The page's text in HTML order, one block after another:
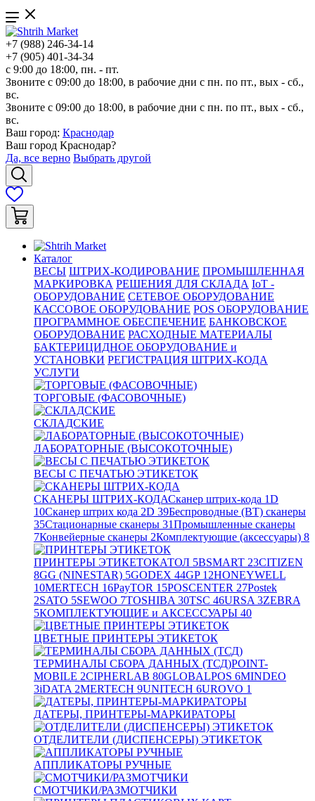
+7 (988) 246-34-14
+7 (905) 401-34-34
с 9:00 до 18:00, пн. - пт.
Звоните с 09:00 до 18:00, в рабочие дни с пн. по пт., вых - сб.,
вс.
Звоните с 09:00 до 18:00, в рабочие дни с пн. по пт., вых - сб.,
вс.
Ваш город: Краснодар
Ваш город Краснодар?
Да, все верно Выбрать другой
Каталог
ВЕСЫ ШТРИХ-КОДИРОВАНИЕ ПРОМЫШЛЕННАЯ
МАРКИРОВКА РЕШЕНИЯ ДЛЯ СКЛАДА IoT -
ОБОРУДОВАНИЕ СЕТЕВОЕ ОБОРУДОВАНИЕ
КАССОВОЕ ОБОРУДОВАНИЕ POS ОБОРУДОВАНИЕ
ПРОГРАММНОЕ ОБЕСПЕЧЕНИЕ БАНКОВСКОЕ
ОБОРУДОВАНИЕ РАСХОДНЫЕ МАТЕРИАЛЫ
БАКТЕРИЦИДНОЕ ОБОРУДОВАНИЕ и
УСТАНОВКИ РЕГИСТРАЦИЯ ШТРИХ-КОДА
УСЛУГИ
ТОРГОВЫЕ (ФАСОВОЧНЫЕ)
СКЛАДСКИЕ
ЛАБОРАТОРНЫЕ (ВЫСОКОТОЧНЫЕ)
ВЕСЫ С ПЕЧАТЬЮ ЭТИКЕТОК
СКАНЕРЫ ШТРИХ-КОДАСканер штрих-кода 1D
10Сканер штрих кода 2D 39Беспроводные (BT) сканеры
35Стационарные сканеры 31Промышленные сканеры
7Конвейерные сканеры 2Комплектующие (аксессуары) 8
ПРИНТЕРЫ ЭТИКЕТОКАТОЛ 5BSMART 23CITIZEN
8GG (NINESTAR) 5GODEX 44GP12HONEYWELL
10MERTECH 16PayTOR 15POSCENTER 27Postek
2SATO 5SEWOO 7TOSHIBA 30TSC 46URSA 3ZEBRA
5КОМПЛЕКТУЮЩИЕ и АКСЕССУАРЫ 40
ЦВЕТНЫЕ ПРИНТЕРЫ ЭТИКЕТОК
ТЕРМИНАЛЫ СБОРА ДАННЫХ (ТСД)POINT-
MOBILE 2CIPHERLAB 80GLOBALPOS 6MINDEO
3iDATA 2MERTECH 9UNITECH 6UROVO 1
ДАТЕРЫ, ПРИНТЕРЫ-МАРКИРАТОРЫ
ОТДЕЛИТЕЛИ (ДИСПЕНСЕРЫ) ЭТИКЕТОК
АППЛИКАТОРЫ РУЧНЫЕ
СМОТЧИКИ/РАЗМОТЧИКИ